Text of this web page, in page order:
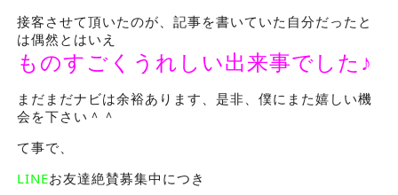
接客させて頂いたのが、記事を書いていた自分だったと
は偶然とはいえ
ものすごくうれしい出来事でした♪
まだまだナビは余裕あります、是非、僕にまた嬉しい機
会を下さい＾＾
て事で、
LINEお友達絶賛募集中につき